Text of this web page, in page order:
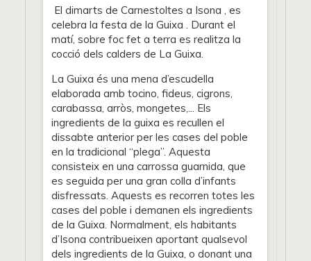
El dimarts de Carnestoltes a Isona , es
celebra la festa de la Guixa . Durant el
matí, sobre foc fet a terra es realitza la
cocció dels calders de La Guixa.
La Guixa és una mena d’escudella
elaborada amb tocino, fideus, cigrons,
carabassa, arròs, mongetes,... Els
ingredients de la guixa es recullen el
dissabte anterior per les cases del poble
en la tradicional “plega”. Aquesta
consisteix en una carrossa guarnida, que
es seguida per una gran colla d’infants
disfressats. Aquests es recorren totes les
cases del poble i demanen els ingredients
de la Guixa. Normalment, els habitants
d’Isona contribueixen aportant qualsevol
dels ingredients de la Guixa, o donant una